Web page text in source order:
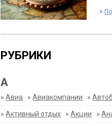
»
РУБРИКИ
А
»Авиа »Авиакомпании »
»Активный отдых »Акции »